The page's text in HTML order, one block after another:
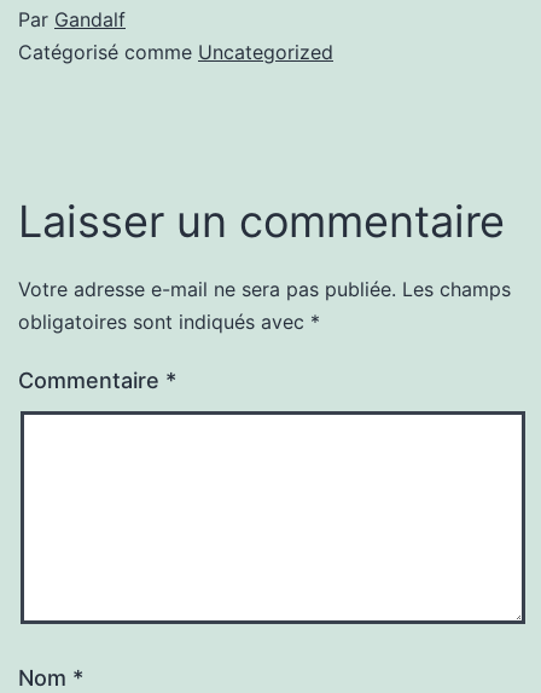
Par Gandalf
Catégorisé comme Uncategorized
Laisser un commentaire
Votre adresse e-mail ne sera pas publiée. Les champs
obligatoires sont indiqués avec *
Commentaire *
Nom *